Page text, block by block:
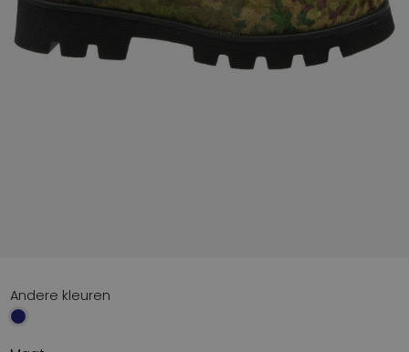
Andere kleuren